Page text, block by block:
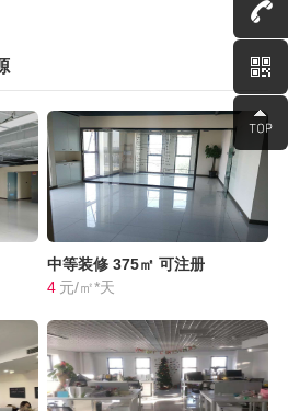
中等装修 375㎡ 可注册
4 元/㎡*天